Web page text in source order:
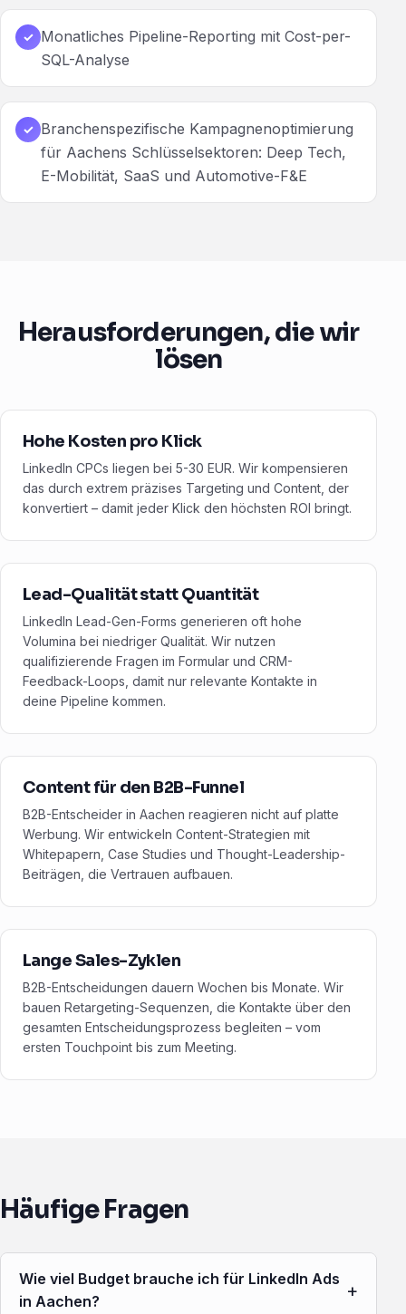
✓ Monatliches Pipeline-Reporting mit Cost-per-
SQL-Analyse
✓ Branchenspezifische Kampagnenoptimierung
für Aachens Schlüsselsektoren: Deep Tech,
E-Mobilität, SaaS und Automotive-F&E
Herausforderungen, die wir
lösen
Hohe Kosten pro Klick
LinkedIn CPCs liegen bei 5-30 EUR. Wir kompensieren
das durch extrem präzises Targeting und Content, der
konvertiert – damit jeder Klick den höchsten ROI bringt.
Lead-Qualität statt Quantität
LinkedIn Lead-Gen-Forms generieren oft hohe
Volumina bei niedriger Qualität. Wir nutzen
qualifizierende Fragen im Formular und CRM-
Feedback-Loops, damit nur relevante Kontakte in
deine Pipeline kommen.
Content für den B2B-Funnel
B2B-Entscheider in Aachen reagieren nicht auf platte
Werbung. Wir entwickeln Content-Strategien mit
Whitepapern, Case Studies und Thought-Leadership-
Beiträgen, die Vertrauen aufbauen.
Lange Sales-Zyklen
B2B-Entscheidungen dauern Wochen bis Monate. Wir
bauen Retargeting-Sequenzen, die Kontakte über den
gesamten Entscheidungsprozess begleiten – vom
ersten Touchpoint bis zum Meeting.
Häufige Fragen
Wie viel Budget brauche ich für LinkedIn Ads
in Aachen?
+